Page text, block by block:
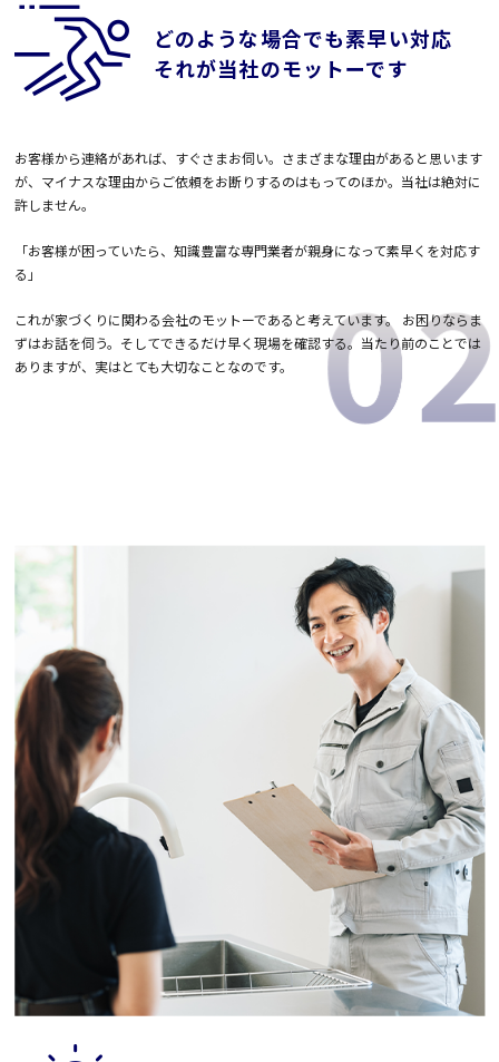
どのような場合でも素早い対応
それが当社のモットーです
お客様から連絡があれば、すぐさまお伺い。さまざまな理由があると思います
が、マイナスな理由からご依頼をお断りするのはもってのほか。当社は絶対に
許しません。
「お客様が困っていたら、知識豊富な専門業者が親身になって素早くを対応す
る」
これが家づくりに関わる会社のモットーであると考えています。 お困りならま
ずはお話を伺う。そしてできるだけ早く現場を確認する。当たり前のことでは
ありますが、実はとても大切なことなのです。